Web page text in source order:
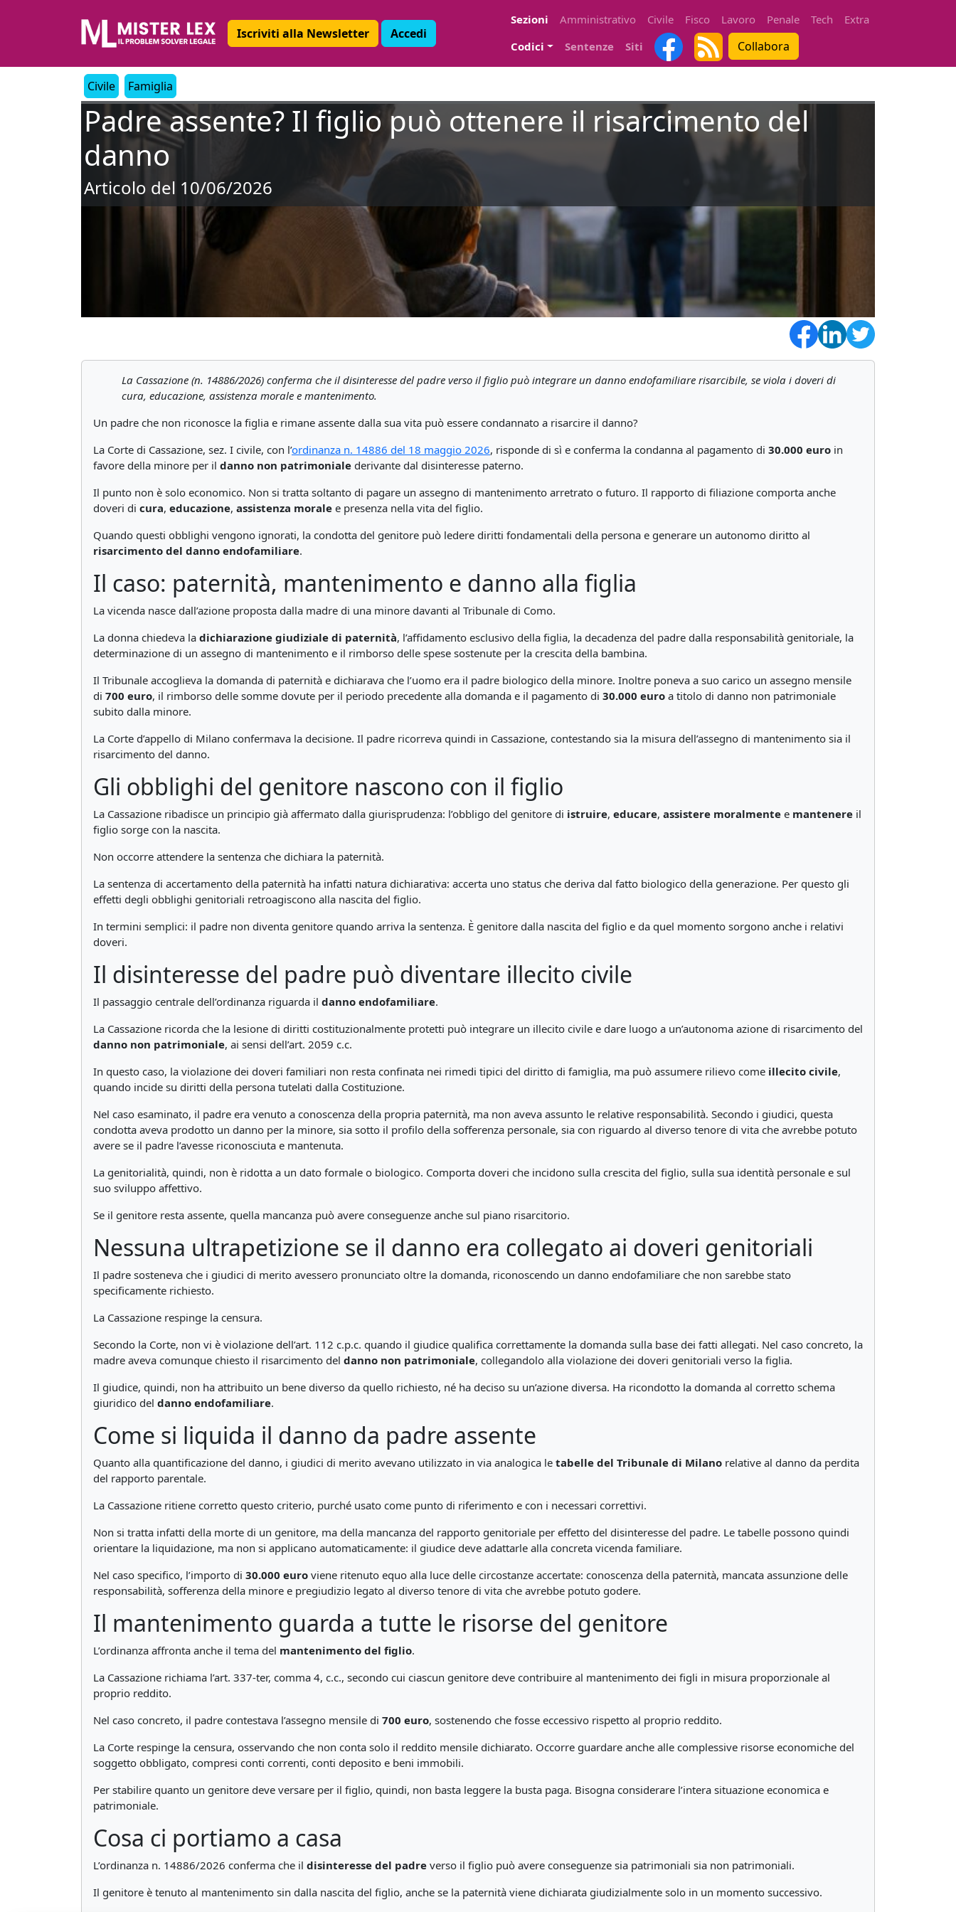
Iscriviti alla Newsletter Accedi
Sezioni Amministrativo Civile Fisco Lavoro Penale Tech
Extra
Codici
Sentenze Siti Collabora
Civile Famiglia
Padre assente? Il figlio può ottenere il risarcimento del
danno
Articolo del 10/06/2026
La Cassazione (n. 14886/2026) conferma che il disinteresse del padre verso il figlio può integrare un danno endofamiliare risarcibile, se viola i doveri di
cura, educazione, assistenza morale e mantenimento.
Un padre che non riconosce la figlia e rimane assente dalla sua vita può essere condannato a risarcire il danno?
La Corte di Cassazione, sez. I civile, con l’ordinanza n. 14886 del 18 maggio 2026, risponde di sì e conferma la condanna al pagamento di 30.000 euro in
favore della minore per il danno non patrimoniale derivante dal disinteresse paterno.
Il punto non è solo economico. Non si tratta soltanto di pagare un assegno di mantenimento arretrato o futuro. Il rapporto di filiazione comporta anche
doveri di cura, educazione, assistenza morale e presenza nella vita del figlio.
Quando questi obblighi vengono ignorati, la condotta del genitore può ledere diritti fondamentali della persona e generare un autonomo diritto al
risarcimento del danno endofamiliare.
Il caso: paternità, mantenimento e danno alla figlia
La vicenda nasce dall’azione proposta dalla madre di una minore davanti al Tribunale di Como.
La donna chiedeva la dichiarazione giudiziale di paternità, l’affidamento esclusivo della figlia, la decadenza del padre dalla responsabilità genitoriale, la
determinazione di un assegno di mantenimento e il rimborso delle spese sostenute per la crescita della bambina.
Il Tribunale accoglieva la domanda di paternità e dichiarava che l’uomo era il padre biologico della minore. Inoltre poneva a suo carico un assegno mensile
di 700 euro, il rimborso delle somme dovute per il periodo precedente alla domanda e il pagamento di 30.000 euro a titolo di danno non patrimoniale
subito dalla minore.
La Corte d’appello di Milano confermava la decisione. Il padre ricorreva quindi in Cassazione, contestando sia la misura dell’assegno di mantenimento sia il
risarcimento del danno.
Gli obblighi del genitore nascono con il figlio
La Cassazione ribadisce un principio già affermato dalla giurisprudenza: l’obbligo del genitore di istruire, educare, assistere moralmente e mantenere il
figlio sorge con la nascita.
Non occorre attendere la sentenza che dichiara la paternità.
La sentenza di accertamento della paternità ha infatti natura dichiarativa: accerta uno status che deriva dal fatto biologico della generazione. Per questo gli
effetti degli obblighi genitoriali retroagiscono alla nascita del figlio.
In termini semplici: il padre non diventa genitore quando arriva la sentenza. È genitore dalla nascita del figlio e da quel momento sorgono anche i relativi
doveri.
Il disinteresse del padre può diventare illecito civile
Il passaggio centrale dell’ordinanza riguarda il danno endofamiliare.
La Cassazione ricorda che la lesione di diritti costituzionalmente protetti può integrare un illecito civile e dare luogo a un’autonoma azione di risarcimento del
danno non patrimoniale, ai sensi dell’art. 2059 c.c.
In questo caso, la violazione dei doveri familiari non resta confinata nei rimedi tipici del diritto di famiglia, ma può assumere rilievo come illecito civile,
quando incide su diritti della persona tutelati dalla Costituzione.
Nel caso esaminato, il padre era venuto a conoscenza della propria paternità, ma non aveva assunto le relative responsabilità. Secondo i giudici, questa
condotta aveva prodotto un danno per la minore, sia sotto il profilo della sofferenza personale, sia con riguardo al diverso tenore di vita che avrebbe potuto
avere se il padre l’avesse riconosciuta e mantenuta.
La genitorialità, quindi, non è ridotta a un dato formale o biologico. Comporta doveri che incidono sulla crescita del figlio, sulla sua identità personale e sul
suo sviluppo affettivo.
Se il genitore resta assente, quella mancanza può avere conseguenze anche sul piano risarcitorio.
Nessuna ultrapetizione se il danno era collegato ai doveri genitoriali
Il padre sosteneva che i giudici di merito avessero pronunciato oltre la domanda, riconoscendo un danno endofamiliare che non sarebbe stato
specificamente richiesto.
La Cassazione respinge la censura.
Secondo la Corte, non vi è violazione dell’art. 112 c.p.c. quando il giudice qualifica correttamente la domanda sulla base dei fatti allegati. Nel caso concreto, la
madre aveva comunque chiesto il risarcimento del danno non patrimoniale, collegandolo alla violazione dei doveri genitoriali verso la figlia.
Il giudice, quindi, non ha attribuito un bene diverso da quello richiesto, né ha deciso su un’azione diversa. Ha ricondotto la domanda al corretto schema
giuridico del danno endofamiliare.
Come si liquida il danno da padre assente
Quanto alla quantificazione del danno, i giudici di merito avevano utilizzato in via analogica le tabelle del Tribunale di Milano relative al danno da perdita
del rapporto parentale.
La Cassazione ritiene corretto questo criterio, purché usato come punto di riferimento e con i necessari correttivi.
Non si tratta infatti della morte di un genitore, ma della mancanza del rapporto genitoriale per effetto del disinteresse del padre. Le tabelle possono quindi
orientare la liquidazione, ma non si applicano automaticamente: il giudice deve adattarle alla concreta vicenda familiare.
Nel caso specifico, l’importo di 30.000 euro viene ritenuto equo alla luce delle circostanze accertate: conoscenza della paternità, mancata assunzione delle
responsabilità, sofferenza della minore e pregiudizio legato al diverso tenore di vita che avrebbe potuto godere.
Il mantenimento guarda a tutte le risorse del genitore
L’ordinanza affronta anche il tema del mantenimento del figlio.
La Cassazione richiama l’art. 337-ter, comma 4, c.c., secondo cui ciascun genitore deve contribuire al mantenimento dei figli in misura proporzionale al
proprio reddito.
Nel caso concreto, il padre contestava l’assegno mensile di 700 euro, sostenendo che fosse eccessivo rispetto al proprio reddito.
La Corte respinge la censura, osservando che non conta solo il reddito mensile dichiarato. Occorre guardare anche alle complessive risorse economiche del
soggetto obbligato, compresi conti correnti, conti deposito e beni immobili.
Per stabilire quanto un genitore deve versare per il figlio, quindi, non basta leggere la busta paga. Bisogna considerare l’intera situazione economica e
patrimoniale.
Cosa ci portiamo a casa
L’ordinanza n. 14886/2026 conferma che il disinteresse del padre verso il figlio può avere conseguenze sia patrimoniali sia non patrimoniali.
Il genitore è tenuto al mantenimento sin dalla nascita del figlio, anche se la paternità viene dichiarata giudizialmente solo in un momento successivo.